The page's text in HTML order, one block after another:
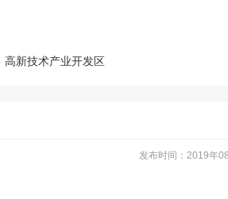
高新技术产业开发区
发布时间：2019年